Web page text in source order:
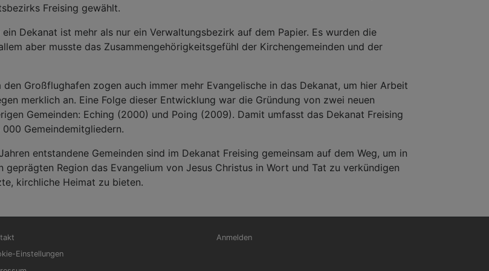
Freising gewählt.
Dekanat ist mehr als nur ein Verwaltungsbezirk auf dem Papier. Es wurden die
aber musste das Zusammengehörigkeitsgefühl der Kirchengemeinden und der
Großflughafen zogen auch immer mehr Evangelische in das Dekanat, um hier Arbeit
merklich an. Eine Folge dieser Entwicklung war die Gründung von zwei neuen
Gemeinden: Eching (2000) und Poing (2009). Damit umfasst das Dekanat Freising
Gemeindemitgliedern.
entstandene Gemeinden sind im Dekanat Freising gemeinsam auf dem Weg, um in
Region das Evangelium von Jesus Christus in Wort und Tat zu verkündigen
kirchliche Heimat zu bieten.
Einstellungen
Benutzermenü
Anmelden